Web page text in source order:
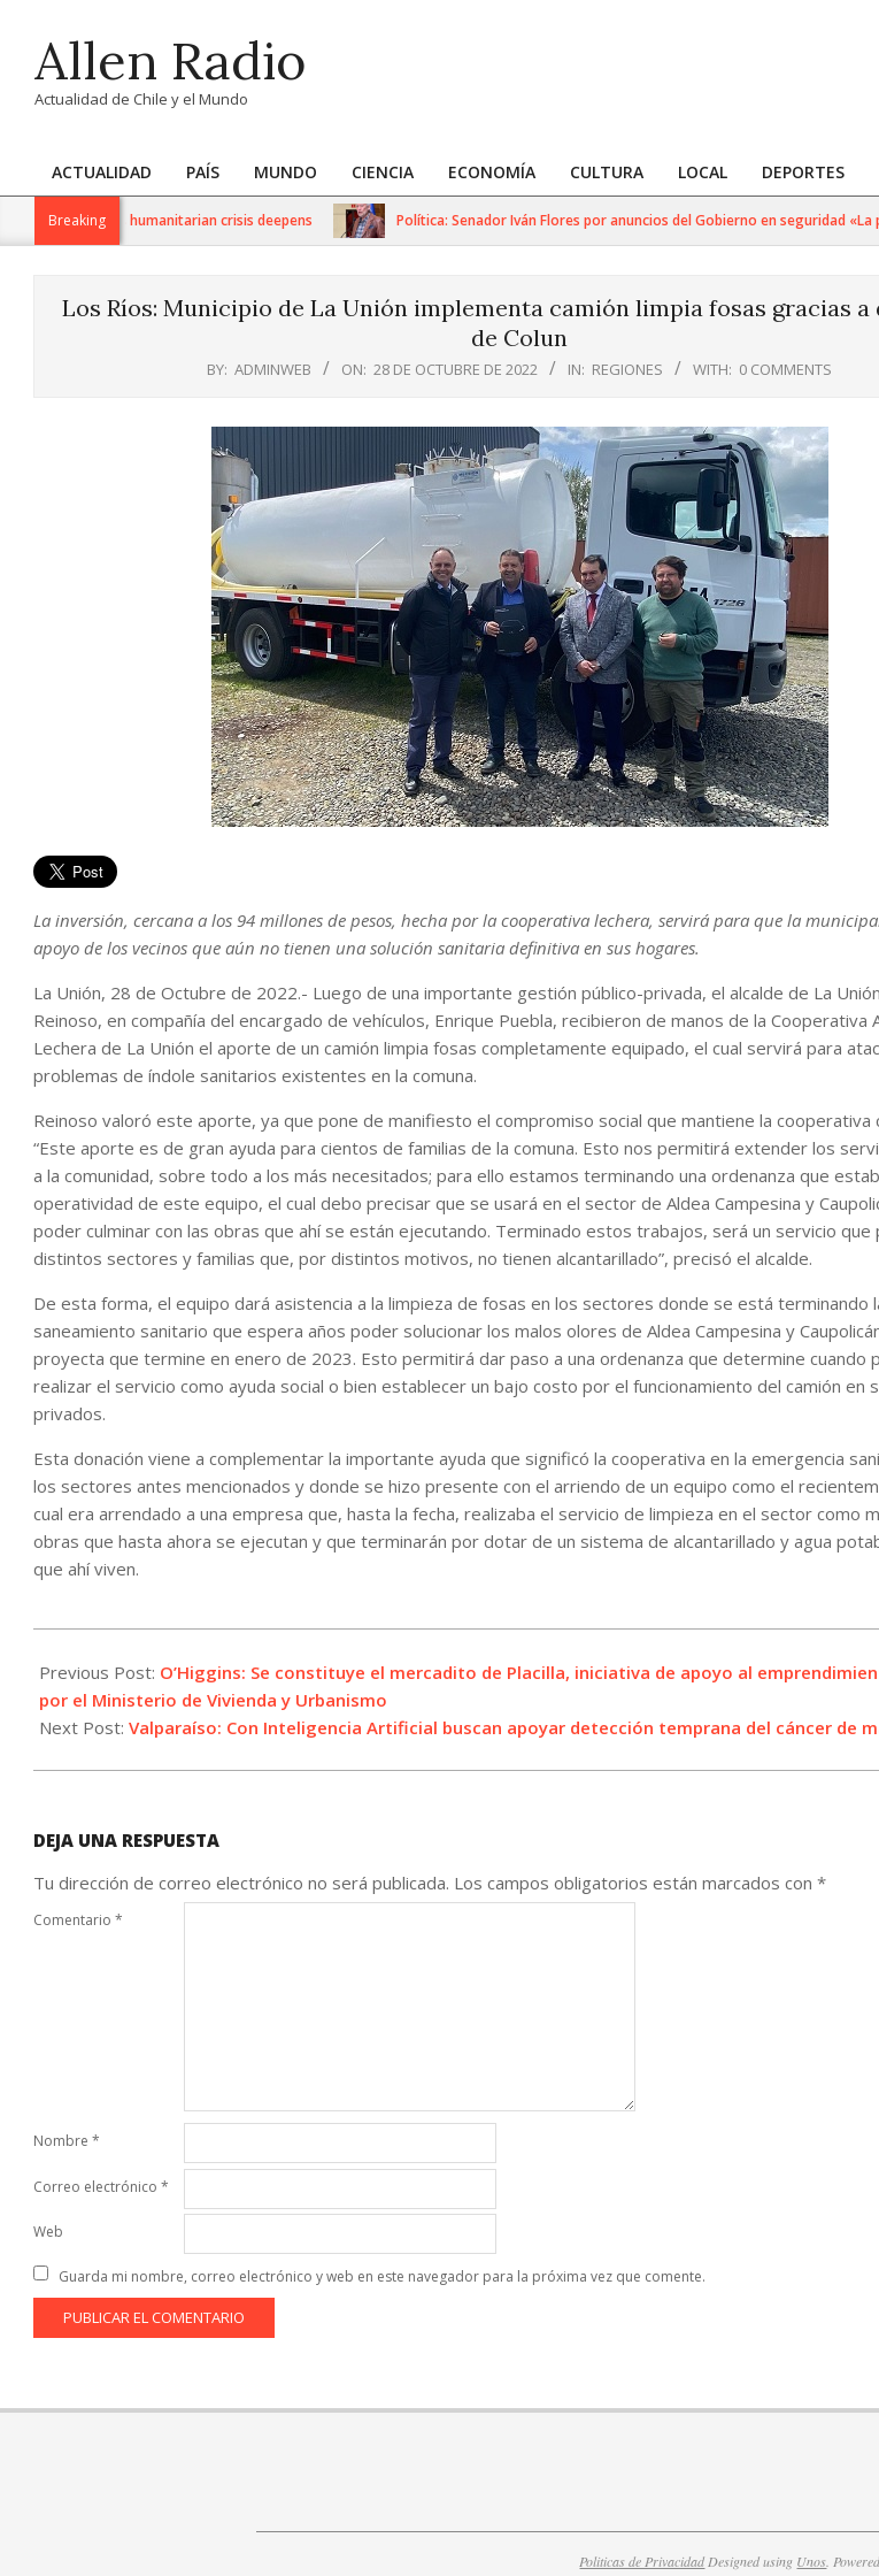
contentAllen Radio
Actualidad de Chile y el Mundo
Primary
Navigation
ACTUALIDAD PAÍS MUNDO CIENCIA ECONOMÍA CULTURA LOCAL DEPORTES
Breaking
sanctions as humanitarian crisis deepens Política: Senador Iván Flores por anuncios del Gobierno en seguridad «La
Los Ríos: Municipio de La Unión implementa camión limpia fosas gracias a
de Colun
BY: ADMINWEB ON: 28 DE OCTUBRE DE 2022 IN: REGIONES WITH: 0 COMMENTS
La inversión, cercana a los 94 millones de pesos, hecha por la cooperativa lechera, servirá para que la
apoyo de los vecinos que aún no tienen una solución sanitaria definitiva en sus hogares.
La Unión, 28 de Octubre de 2022.- Luego de una importante gestión público-privada, el alcalde de La
Reinoso, en compañía del encargado de vehículos, Enrique Puebla, recibieron de manos de la Cooperativa
Lechera de La Unión el aporte de un camión limpia fosas completamente equipado, el cual servirá para
problemas de índole sanitarios existentes en la comuna.
Reinoso valoró este aporte, ya que pone de manifiesto el compromiso social que mantiene la cooperativa
“Este aporte es de gran ayuda para cientos de familias de la comuna. Esto nos permitirá extender los
a la comunidad, sobre todo a los más necesitados; para ello estamos terminando una ordenanza que
operatividad de este equipo, el cual debo precisar que se usará en el sector de Aldea Campesina y
poder culminar con las obras que ahí se están ejecutando. Terminado estos trabajos, será un servicio que
distintos sectores y familias que, por distintos motivos, no tienen alcantarillado”, precisó el alcalde.
De esta forma, el equipo dará asistencia a la limpieza de fosas en los sectores donde se está terminando
saneamiento sanitario que espera años poder solucionar los malos olores de Aldea Campesina y
proyecta que termine en enero de 2023. Esto permitirá dar paso a una ordenanza que determine cuando
realizar el servicio como ayuda social o bien establecer un bajo costo por el funcionamiento del camión en
privados.
Esta donación viene a complementar la importante ayuda que significó la cooperativa en la emergencia
los sectores antes mencionados y donde se hizo presente con el arriendo de un equipo como el
cual era arrendado a una empresa que, hasta la fecha, realizaba el servicio de limpieza en el sector como
obras que hasta ahora se ejecutan y que terminarán por dotar de un sistema de alcantarillado y agua
que ahí viven.
10-
28
Previous Post: O’Higgins: Se constituye el mercadito de Placilla, iniciativa de apoyo al
por el Ministerio de Vivienda y Urbanismo
Next Post: Valparaíso: Con Inteligencia Artificial buscan apoyar detección temprana del cáncer de
DEJA UNA RESPUESTA
Tu dirección de correo electrónico no será publicada. Los campos obligatorios están marcados con *
Comentario *
Nombre *
Correo electrónico *
Web
Guarda mi nombre, correo electrónico y web en este navegador para la próxima vez que comente.
Politicas de Privacidad Designed using Unos .